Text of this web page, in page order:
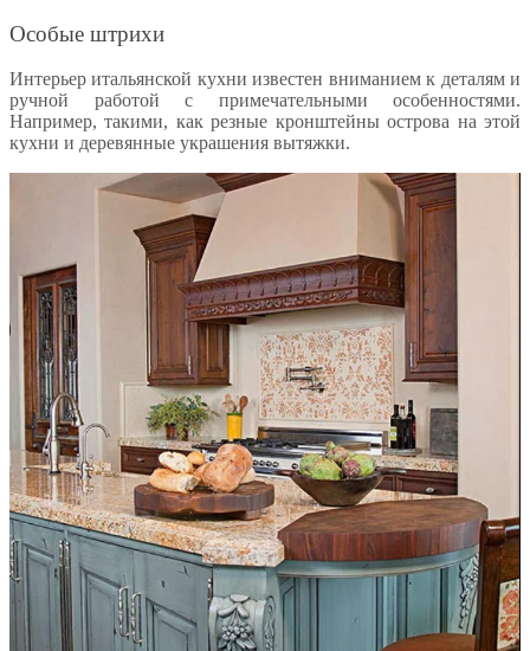
Особые штрихи
Интерьер итальянской кухни известен вниманием к деталям и
ручной работой с примечательными особенностями.
Например, такими, как резные кронштейны острова на этой
кухни и деревянные украшения вытяжки.